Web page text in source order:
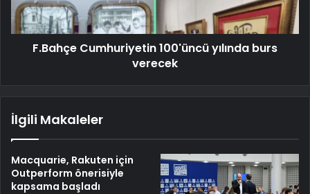
F.Bahçe Cumhuriyetin 100'üncü yılında burs
verecek
İlgili Makaleler
Macquarie, Rakuten için
Outperform önerisiyle
kapsama başladı